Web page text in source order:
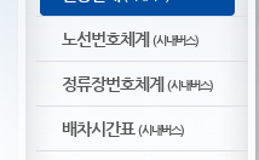
노선번호체계 (시내버스)
정류장번호체계 (시내버스)
배차시간표 (시내버스)